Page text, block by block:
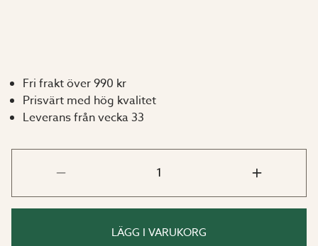
Fri frakt över 990 kr
Prisvärt med hög kvalitet
Leverans från vecka 33
LÄGG I VARUKORG